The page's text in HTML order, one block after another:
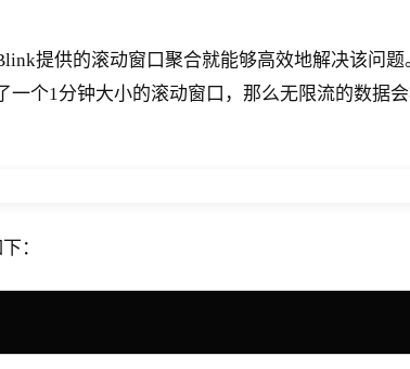
提供的滚动窗口聚合就能够高效地解决该问
个1分钟大小的滚动窗口，那么无限流的数据
：